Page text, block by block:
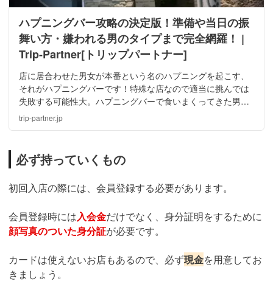
ハプニングバー攻略の決定版！準備や当日の振
舞い方・嫌われる男のタイプまで完全網羅！ |
Trip-Partner[トリップパートナー]
店に居合わせた男女が本番という名のハプニングを起こす、
それがハプニングバーです！特殊な店なので適当に挑んでは
失敗する可能性大。ハプニングバーで食いまくってきた男が
攻略法を伝授します！嫌われるタイプの男性も紹介するので
反面教師にして頑張って！体験談もありますよ！
trip-partner.jp
必ず持っていくもの
初回入店の際には、会員登録する必要があります。
会員登録時には入会金だけでなく、身分証明をするために
顔写真のついた身分証が必要です。
カードは使えないお店もあるので、必ず現金を用意してお
きましょう。